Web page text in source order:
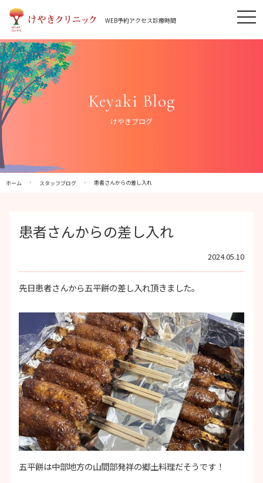
Skip
content
WEB予約アクセス診療時間
Keyaki Blog
けやきブログ
ホーム スタッフブログ 患者さんからの差し入れ
患者さんからの差し入れ
2024.05.10
先日患者さんから五平餅の差し入れ頂きました。
五平餅は中部地方の山間部発祥の郷土料理だそうです！